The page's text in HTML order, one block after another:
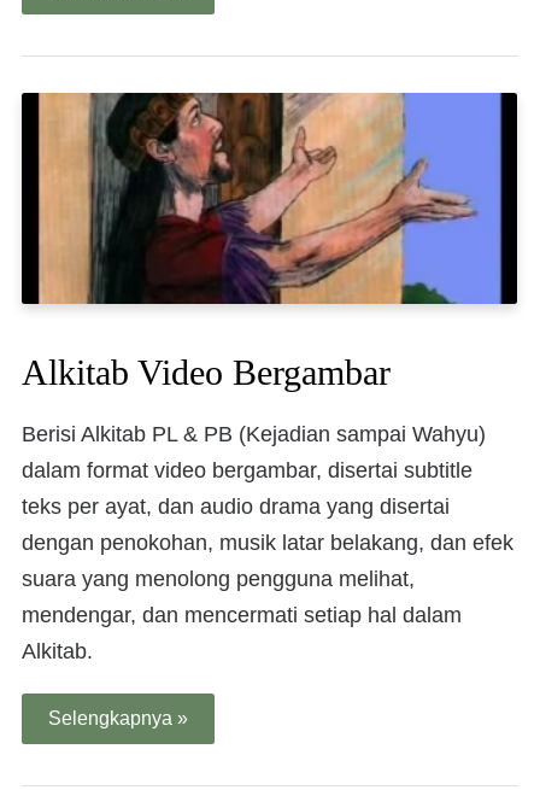
Alkitab Video Bergambar
Berisi Alkitab PL & PB (Kejadian sampai Wahyu)
dalam format video bergambar, disertai subtitle
teks per ayat, dan audio drama yang disertai
dengan penokohan, musik latar belakang, dan efek
suara yang menolong pengguna melihat,
mendengar, dan mencermati setiap hal dalam
Alkitab.
Selengkapnya »